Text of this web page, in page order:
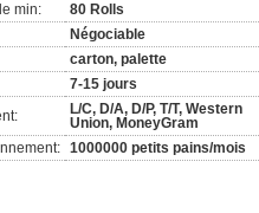
min:
80 Rolls
Négociable
carton, palette
7-15 jours
L/C, D/A, D/P, T/T, Western
Union, MoneyGram
1000000 petits pains/mois